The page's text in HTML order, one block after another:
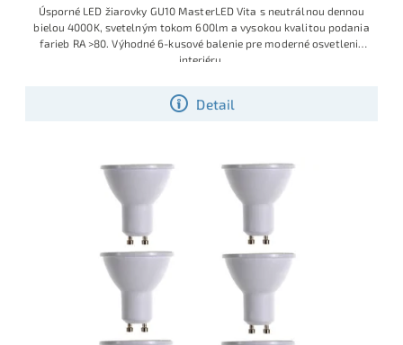
Detail
Úsporné LED žiarovky GU10 MasterLED Vita s neutrálnou dennou
bielou 4000K, svetelným tokom 600lm a vysokou kvalitou podania
farieb RA >80. Výhodné 6-kusové balenie pre moderné osvetlenie
interiéru.